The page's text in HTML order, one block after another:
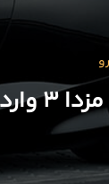
| بهمن 1404